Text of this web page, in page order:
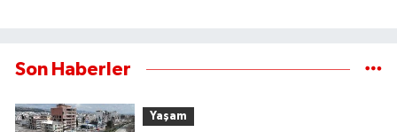
Son Haberler
Yaşam